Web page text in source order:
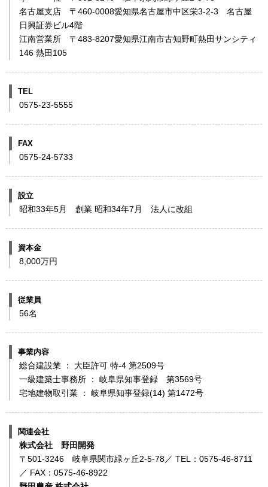
名古屋支店 〒460-0008愛知県名古屋市中区栄3-2-3 名古屋
日興証券ビル4階
江南営業所 〒483-8207愛知県江南市古知野町熱田サンシティ
146 熱田105
TEL
0575-23-5555
FAX
0575-24-5733
設立
昭和33年5月 創業 昭和34年7月 法人に改組
資本金
8,000万円
従業員
56名
事業内容
総合建設業 ： 大臣許可 特-4 第2509号
一級建築士事務所 ： 岐阜県知事登録 第3569号
宅地建物取引業 ： 岐阜県知事登録(14) 第1472号
関連会社
株式会社 野田開発
〒501-3246 岐阜県関市緑ヶ丘2-5-78／ TEL：0575-46-8711
／ FAX：0575-46-8922